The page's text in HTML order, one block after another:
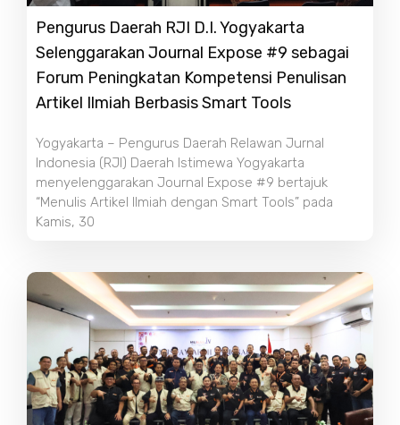
Pengurus Daerah RJI D.I. Yogyakarta
Selenggarakan Journal Expose #9 sebagai
Forum Peningkatan Kompetensi Penulisan
Artikel Ilmiah Berbasis Smart Tools
Yogyakarta – Pengurus Daerah Relawan Jurnal
Indonesia (RJI) Daerah Istimewa Yogyakarta
menyelenggarakan Journal Expose #9 bertajuk
“Menulis Artikel Ilmiah dengan Smart Tools” pada
Kamis, 30